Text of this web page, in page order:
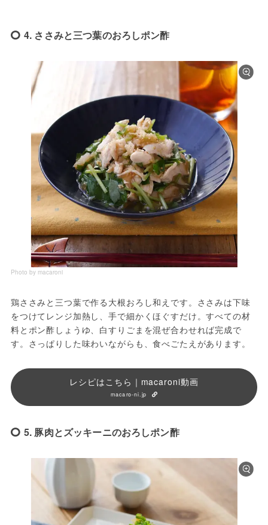
4. ささみと三つ葉のおろしポン酢
Photo by macaroni
鶏ささみと三つ葉で作る大根おろし和えです。ささみは下味
をつけてレンジ加熱し、手で細かくほぐすだけ。すべての材
料とポン酢しょうゆ、白すりごまを混ぜ合わせれば完成で
す。さっぱりした味わいながらも、食べごたえがあります。
レシピはこちら｜macaroni動画
macaro-ni.jp
5. 豚肉とズッキーニのおろしポン酢